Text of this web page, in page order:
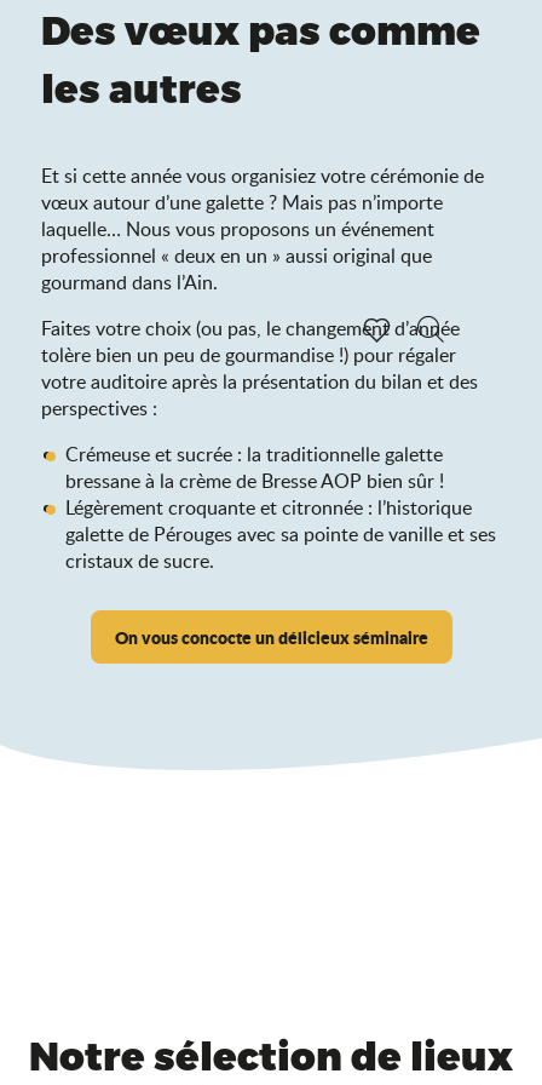
Voir les favoris
Recherche
Des vœux pas comme
les autres
Et si cette année vous organisiez votre cérémonie de
vœux autour d’une galette ? Mais pas n’importe
laquelle… Nous vous proposons un événement
professionnel « deux en un » aussi original que
gourmand dans l’Ain.
Faites votre choix (ou pas, le changement d’année
tolère bien un peu de gourmandise !) pour régaler
votre auditoire après la présentation du bilan et des
perspectives :
Crémeuse et sucrée : la traditionnelle galette
bressane à la crème de Bresse AOP bien sûr !
Légèrement croquante et citronnée : l’historique
galette de Pérouges avec sa pointe de vanille et ses
cristaux de sucre.
On vous concocte un délicieux séminaire
Notre sélection de lieux